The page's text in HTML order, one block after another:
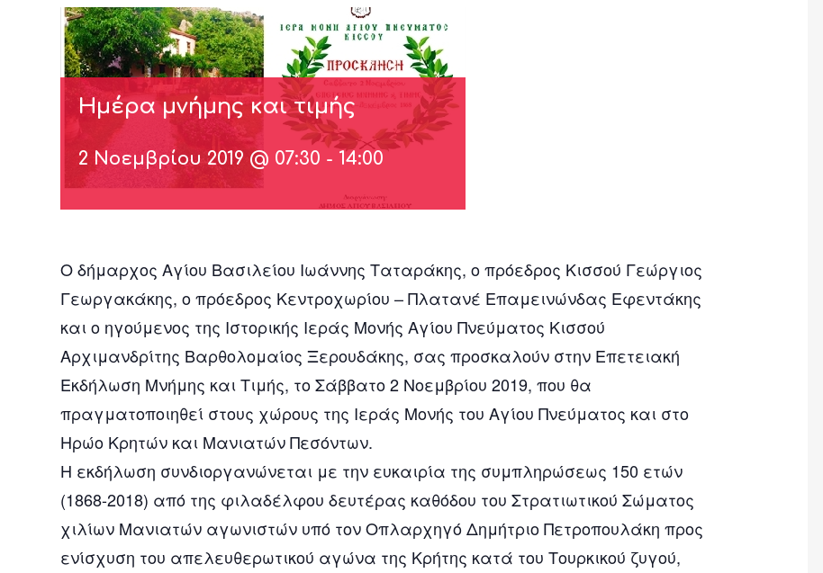
Ημέρα μνήμης και τιμής
2 Νοεμβρίου 2019 @ 07:30 - 14:00
Ο δήμαρχος Αγίου Βασιλείου Ιωάννης Ταταράκης, ο πρόεδρος Κισσού Γεώργιος
Γεωργακάκης, ο πρόεδρος Κεντροχωρίου – Πλατανέ Επαμεινώνδας Εφεντάκης
και ο ηγούμενος της Ιστορικής Ιεράς Μονής Αγίου Πνεύματος Κισσού
Αρχιμανδρίτης Βαρθολομαίος Ξερουδάκης, σας προσκαλούν στην Επετειακή
Εκδήλωση Μνήμης και Τιμής, το Σάββατο 2 Νοεμβρίου 2019, που θα
πραγματοποιηθεί στους χώρους της Ιεράς Μονής του Αγίου Πνεύματος και στο
Ηρώο Κρητών και Μανιατών Πεσόντων.
Η εκδήλωση συνδιοργανώνεται με την ευκαιρία της συμπληρώσεως 150 ετών
(1868-2018) από της φιλαδέλφου δευτέρας καθόδου του Στρατιωτικού Σώματος
χιλίων Μανιατών αγωνιστών υπό τον Οπλαρχηγό Δημήτριο Πετροπουλάκη προς
ενίσχυση του απελευθερωτικού αγώνα της Κρήτης κατά του Τουρκικού ζυγού,